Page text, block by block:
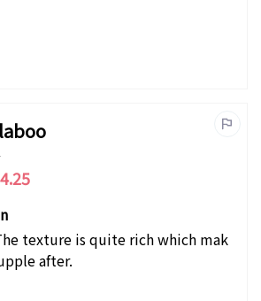
4.25
texture is quite rich which mak
after.